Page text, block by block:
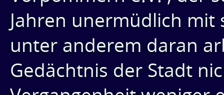
Jahren unermüdlich
unter anderem daran
Gedächtnis der Stadt